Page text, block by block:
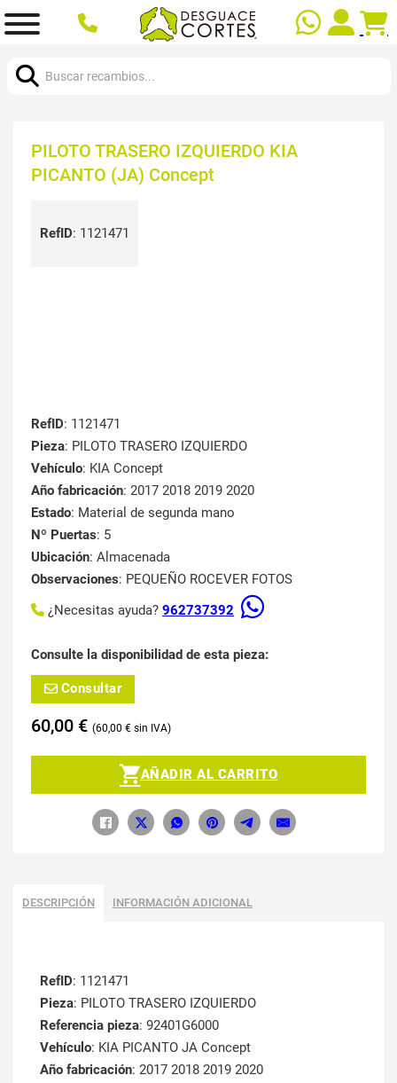
PILOTO TRASERO IZQUIERDO KIA
PICANTO (JA) Concept
RefID: 1121471
RefID: 1121471
Pieza: PILOTO TRASERO IZQUIERDO
Vehículo: KIA Concept
Año fabricación: 2017 2018 2019 2020
Estado: Material de segunda mano
Nº Puertas: 5
Ubicación: Almacenada
Observaciones: PEQUEÑO ROCEVER FOTOS
¿Necesitas ayuda? 962737392
Consulte la disponibilidad de esta pieza:
Consultar
60,00 € 60,00 €
AÑADIR AL CARRITO
DESCRIPCIÓN INFORMACIÓN ADICIONAL
RefID: 1121471
Pieza: PILOTO TRASERO IZQUIERDO
Referencia pieza: 92401G6000
Vehículo: KIA PICANTO JA Concept
Año fabricación: 2017 2018 2019 2020